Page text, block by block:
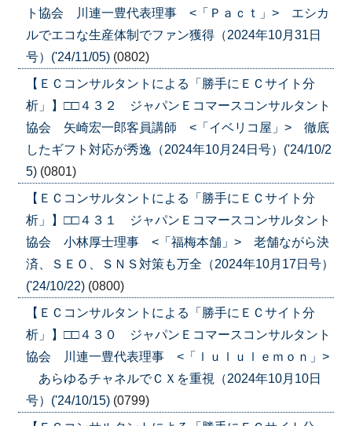
ト協会 川連一豊代表理事 <「Ｐａｃｔ」> エシカ
ルでエコな生産体制でファン獲得（2024年10月31日
号）('24/11/05) (0802)
【ＥＣコンサルタントによる「勝手にＥＣサイト分
析」】□□４３２ ジャパンＥコマースコンサルタント
協会 矢崎宏一郎客員講師 <「イベリコ屋」> 徹底
したギフト対応が秀逸（2024年10月24日号）('24/10/2
5) (0801)
【ＥＣコンサルタントによる「勝手にＥＣサイト分
析」】□□４３１ ジャパンＥコマースコンサルタント
協会 小林厚士理事 <「福梅本舗」> 老舗ながら決
済、ＳＥＯ、ＳＮＳ対策も万全（2024年10月17日号）
('24/10/22) (0800)
【ＥＣコンサルタントによる「勝手にＥＣサイト分
析」】□□４３０ ジャパンＥコマースコンサルタント
協会 川連一豊代表理事 <「ｌｕｌｕｌｅｍｏｎ」>
あらゆるチャネルでＣＸを重視（2024年10月10日
号）('24/10/15) (0799)